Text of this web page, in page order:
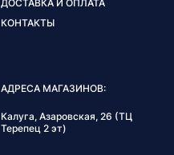
ДОСТАВКА И ОПЛАТА
КОНТАКТЫ
АДРЕСА МАГАЗИНОВ:
Калуга, Азаровская, 26 (ТЦ
Терепец 2 эт)